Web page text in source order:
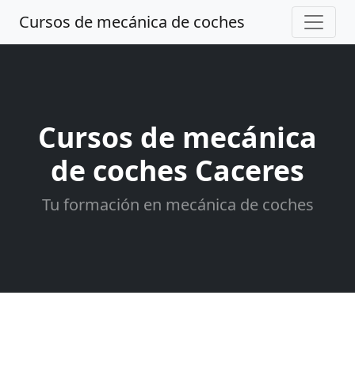
Cursos de mecánica de coches
Cursos de mecánica
de coches Caceres
Tu formación en mecánica de coches